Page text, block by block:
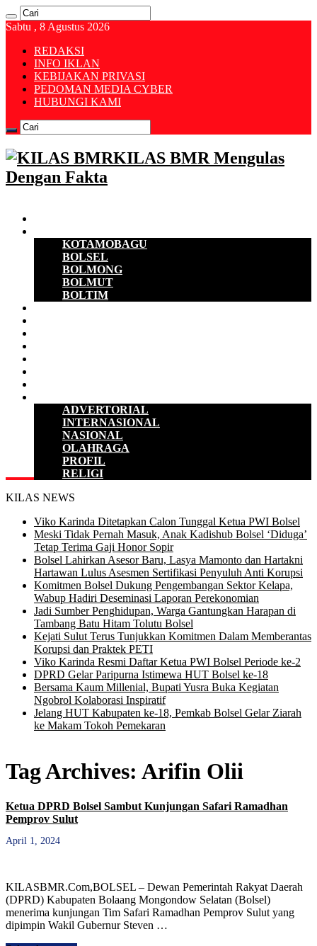
Sabtu , 8 Agustus 2026
REDAKSI
INFO IKLAN
KEBIJAKAN PRIVASI
PEDOMAN MEDIA CYBER
HUBUNGI KAMI
KILAS BMR Mengulas
Dengan Fakta
KOTAMOBAGU
BOLSEL
BOLMONG
BOLMUT
BOLTIM
ADVERTORIAL
INTERNASIONAL
NASIONAL
OLAHRAGA
PROFIL
RELIGI
KILAS NEWS
Viko Karinda Ditetapkan Calon Tunggal Ketua PWI Bolsel
Meski Tidak Pernah Masuk, Anak Kadishub Bolsel ‘Diduga’
Tetap Terima Gaji Honor Sopir
Bolsel Lahirkan Asesor Baru, Lasya Mamonto dan Hartakni
Hartawan Lulus Asesmen Sertifikasi Penyuluh Anti Korupsi
Komitmen Bolsel Dukung Pengembangan Sektor Kelapa,
Wabup Hadiri Deseminasi Laporan Perekonomian
Jadi Sumber Penghidupan, Warga Gantungkan Harapan di
Tambang Batu Hitam Tolutu Bolsel
Kejati Sulut Terus Tunjukkan Komitmen Dalam Memberantas
Korupsi dan Praktek PETI
Viko Karinda Resmi Daftar Ketua PWI Bolsel Periode ke-2
DPRD Gelar Paripurna Istimewa HUT Bolsel ke-18
Bersama Kaum Millenial, Bupati Yusra Buka Kegiatan
Ngobrol Kolaborasi Inspiratif
Jelang HUT Kabupaten ke-18, Pemkab Bolsel Gelar Ziarah
ke Makam Tokoh Pemekaran
Tag Archives: Arifin Olii
Ketua DPRD Bolsel Sambut Kunjungan Safari Ramadhan
Pemprov Sulut
April 1, 2024
KILASBMR.Com,BOLSEL – Dewan Pemerintah Rakyat Daerah
(DPRD) Kabupaten Bolaang Mongondow Selatan (Bolsel)
menerima kunjungan Tim Safari Ramadhan Pemprov Sulut yang
dipimpin Wakil Gubernur Steven …